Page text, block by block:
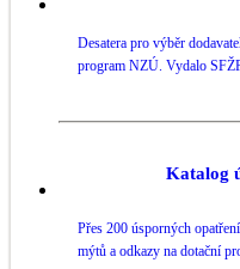
Retence
Akumulace
Vegetační
Větrné
Malé i velké
Desatera pro výběr
program NZÚ. Vydalo
Katalog
Přes 200 úsporných
mýtů a odkazy na dotační